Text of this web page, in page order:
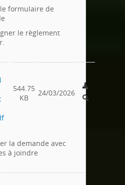
formulaire de
le règlement
544.75
KB
24/03/2026
la demande avec
à joindre